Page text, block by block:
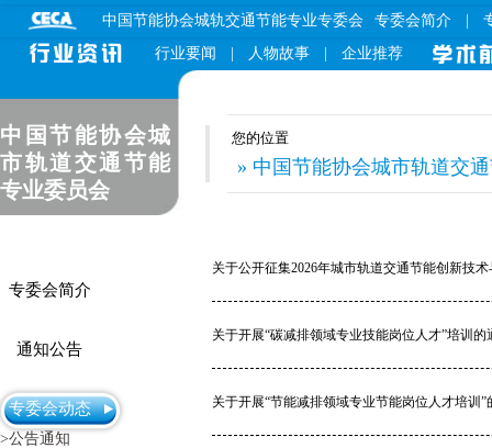
行业要闻 人物故事 企业推荐
中国节能协会城轨交通节能专业专委会 专委会简介
中国节能协会城
市轨道交通节能
专业委员会
您的位置
» 中国节能协会城市轨道交
专委会简介
通知公告
专委会动态
>公告通知
关于公开征集2026年城市轨道交通节能创新技
关于开展“碳减排领域专业技能岗位人才”培训的
关于开展“节能减排领域专业节能岗位人才培训”